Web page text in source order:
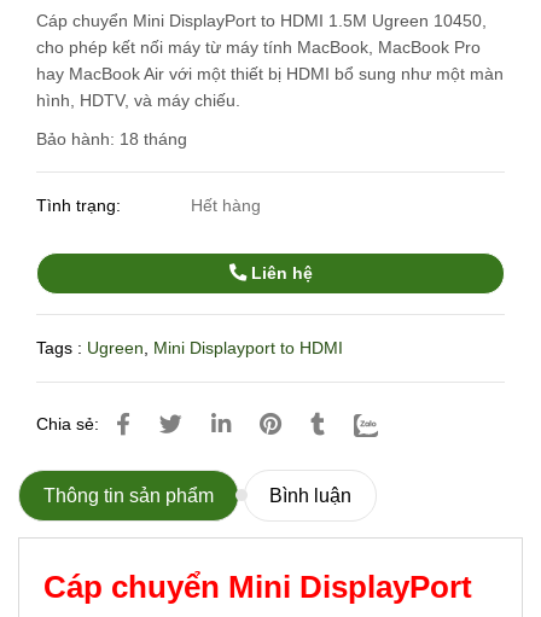
Cáp chuyển Mini DisplayPort to HDMI 1.5M Ugreen 10450,
cho phép kết nối máy từ máy tính MacBook, MacBook Pro
hay MacBook Air với một thiết bị HDMI bổ sung như một màn
hình, HDTV, và máy chiếu.
Bảo hành: 18 tháng
Tình trạng: Hết hàng
Liên hệ
Tags : Ugreen, Mini Displayport to HDMI
Chia sẻ:
Thông tin sản phẩm Bình luận
Cáp chuyển Mini DisplayPort